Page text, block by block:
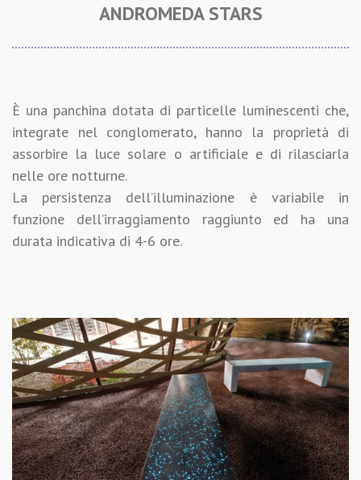
ANDROMEDA STARS
È una panchina dotata di particelle luminescenti che,
integrate nel conglomerato, hanno la proprietà di
assorbire la luce solare o artificiale e di rilasciarla
nelle ore notturne.
La persistenza dell’illuminazione è variabile in
funzione dell’irraggiamento raggiunto ed ha una
durata indicativa di 4-6 ore.